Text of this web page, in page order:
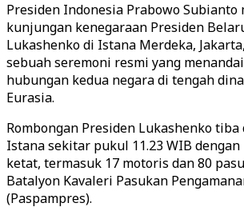
Presiden Indonesia Prabowo Subianto
kunjungan kenegaraan Presiden
Lukashenko di Istana Merdeka,
sebuah seremoni resmi yang
hubungan kedua negara di tengah
Eurasia.
Rombongan Presiden Lukashenko
Istana sekitar pukul 11.23 WIB
ketat, termasuk 17 motoris dan 80
Batalyon Kavaleri Pasukan
(Paspampres).